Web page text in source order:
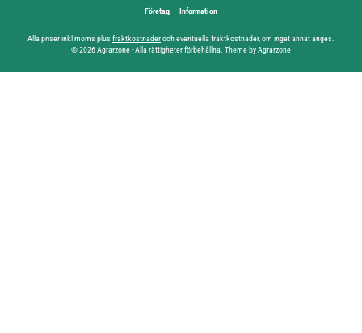
Företag Information
Alla priser inkl moms plus fraktkostnaderoch eventuella fraktkostnader, om inget annat anges.
© 2026 Agrarzone - Alla rättigheter förbehållna. Theme by Agrarzone